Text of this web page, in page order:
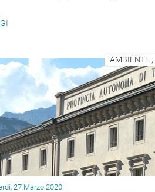
AMBIENTE
27 Marzo 2020